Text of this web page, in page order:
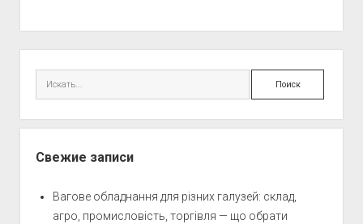
панель
Поиск
Свежие записи
Вагове обладнання для різних галузей: склад,
агро, промисловість, торгівля — що обрати